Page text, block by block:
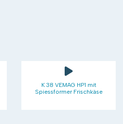
K 38 VEMAG HP1 mit
Spiessformer Frischkäse